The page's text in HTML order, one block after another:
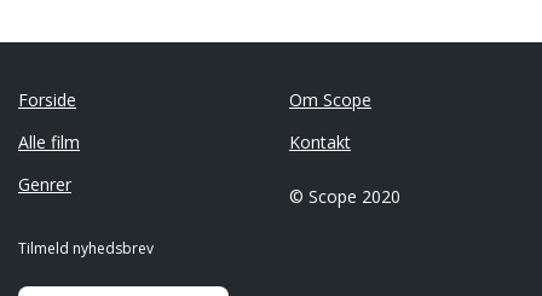
Forside
Alle film
Genrer
Om Scope
Kontakt
© Scope 2020
Tilmeld nyhedsbrev